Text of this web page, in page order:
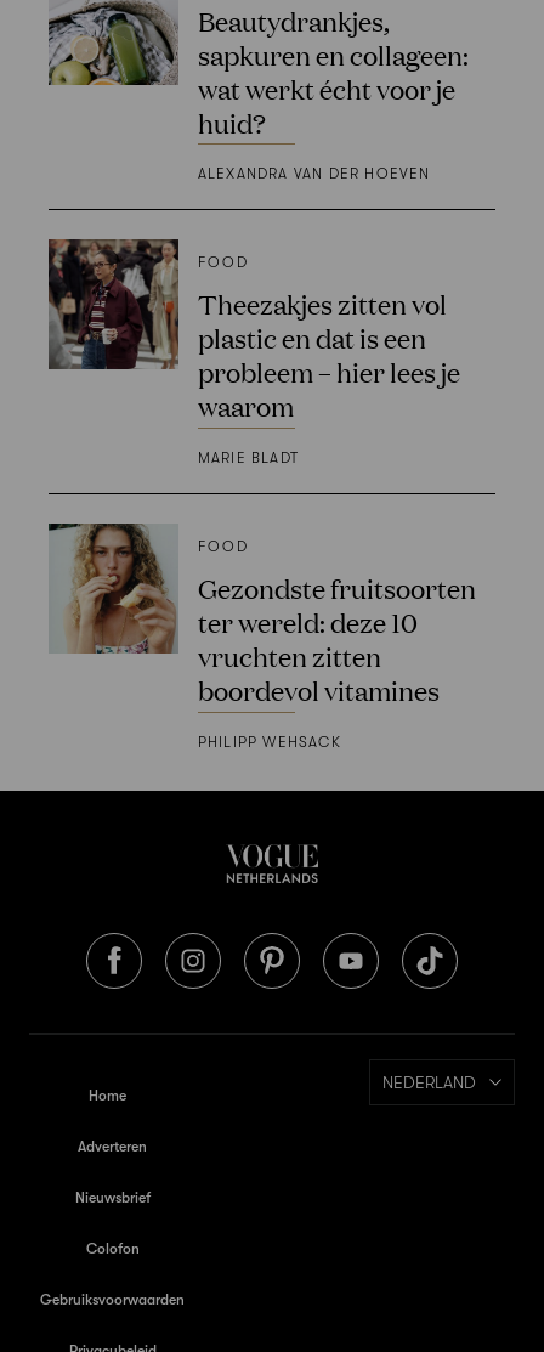
Beautydrankjes,
sapkuren en collageen:
wat werkt écht voor je
huid?
ALEXANDRA VAN DER HOEVEN
FOOD
Theezakjes zitten vol
plastic en dat is een
probleem – hier lees je
waarom
MARIE BLADT
FOOD
Gezondste fruitsoorten
ter wereld: deze 10
vruchten zitten
boordevol vitamines
PHILIPP WEHSACK
Home
Adverteren
Nieuwsbrief
Colofon
Gebruiksvoorwaarden
NEDERLAND